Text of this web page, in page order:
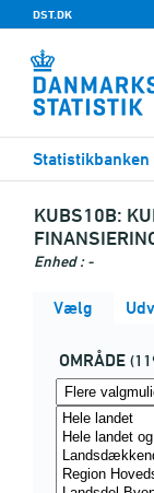
DST.DK
Statistikbanken
KUBS10B:
Enhed : -
Vælg
OMRÅDE